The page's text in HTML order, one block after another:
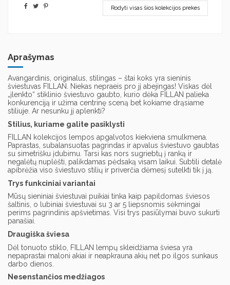
Rodyti visas šios kolekcijos prekes
Aprašymas
Avangardinis, originalus, stilingas – štai koks yra sieninis
šviestuvas FILLAN. Niekas nepraeis pro jį abejingas! Viskas dėl
„įlenkto“ stiklinio šviestuvo gaubto, kurio dėka FILLAN palieka
konkurenciją ir užima centrinę sceną bet kokiame drąsiame
stiliuje. Ar nesunku jį aplenkti?
Stilius, kuriame galite pasiklysti
FILLAN kolekcijos lempos apgalvotos kiekviena smulkmena.
Paprastas, subalansuotas pagrindas ir apvalus šviestuvo gaubtas
su simetrišku įdubimu. Tarsi kas nors sugriebtų į ranką ir
negalėtų nuplėšti, palikdamas pėdsaką visam laikui. Subtili detalė
apibrėžia viso šviestuvo stilių ir priverčia dėmesį sutelkti tik į ją.
Trys funkciniai variantai
Mūsų sieniniai šviestuvai puikiai tinka kaip papildomas šviesos
šaltinis, o lubiniai šviestuvai su 3 ar 5 liepsnomis sėkmingai
perims pagrindinis apšvietimas. Visi trys pasiūlymai buvo sukurti
panašiai.
Draugiška šviesa
Dėl tonuoto stiklo, FILLAN lempų skleidžiama šviesa yra
nepaprastai maloni akiai ir neapkrauna akių net po ilgos sunkaus
darbo dienos.
Nesenstančios medžiagos